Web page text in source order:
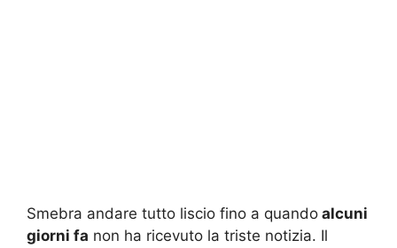
Smebra andare tutto liscio fino a quando alcuni
giorni fa non ha ricevuto la triste notizia. Il